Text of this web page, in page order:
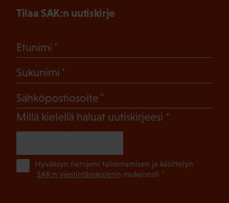
Tilaa SAK:n uutiskirje
Etunimi
Sukunimi
Sähköpostiosoite
Millä kielellä haluat uutiskirjeesi (Pakollinen)
Hyväksyn tietojeni tallentamisen ja käsittelyn
SAK:n viestintärekisterin mukaisesti *